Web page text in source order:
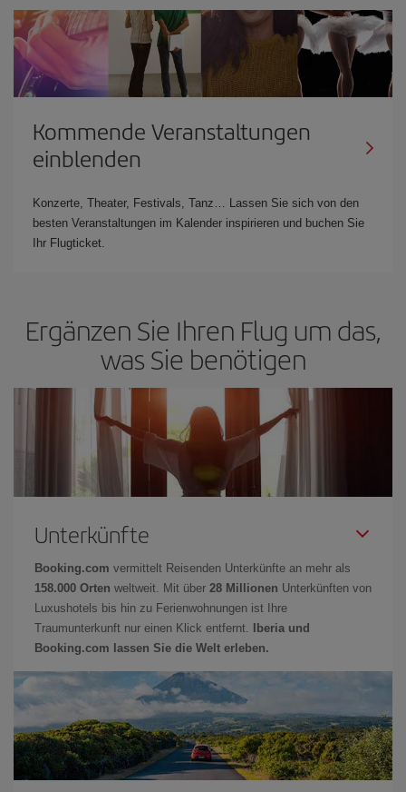
Kommende Veranstaltungen
einblenden
Konzerte, Theater, Festivals, Tanz… Lassen Sie sich von den
besten Veranstaltungen im Kalender inspirieren und buchen Sie
Ihr Flugticket.
Ergänzen Sie Ihren Flug um das,
was Sie benötigen
Unterkünfte
Booking.com vermittelt Reisenden Unterkünfte an mehr als
158.000 Orten weltweit. Mit über 28 Millionen Unterkünften von
Luxushotels bis hin zu Ferienwohnungen ist Ihre
Traumunterkunft nur einen Klick entfernt.
Iberia und
Booking.com lassen Sie die Welt erleben.